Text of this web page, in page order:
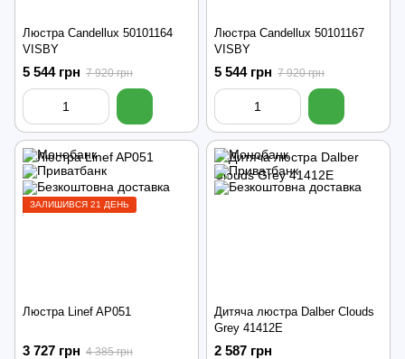
Люстра Candellux 50101164
VISBY
5 544 грн 7 920 грн
Люстра Candellux 50101167
VISBY
5 544 грн 7 920 грн
ЗАЛИШИВСЯ 21 ДЕНЬ
Люстра Linef AP051
3 727 грн 4 385 грн
Дитяча люстра Dalber Clouds
Grey 41412E
2 587 грн